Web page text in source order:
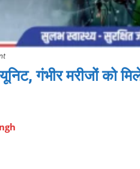
गंभीर मरीजों को